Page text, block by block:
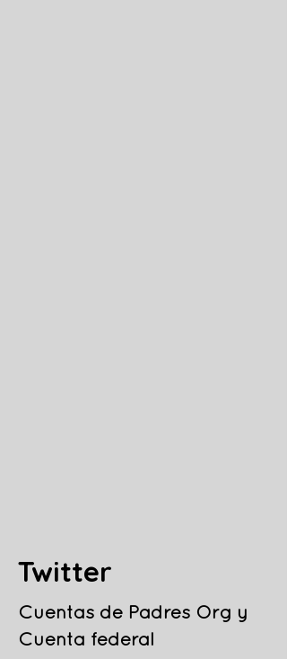
Twitter
Cuentas de Padres Org y
Cuenta federal